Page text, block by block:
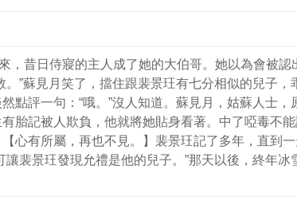
，昔日侍寢的主人成了她的大伯哥。她以為會被
”蘇見月笑了，擋住跟裴景玨有七分相似的兒子
點評一句：“哦。”沒人知道。蘇見月，姑蘇人士
胎記被人欺負，他就將她貼身看著。中了啞毒不
心有所屬，再也不見。】裴景玨記了多年，直到
裴景玨發現允禮是他的兒子。”那天以後，終年